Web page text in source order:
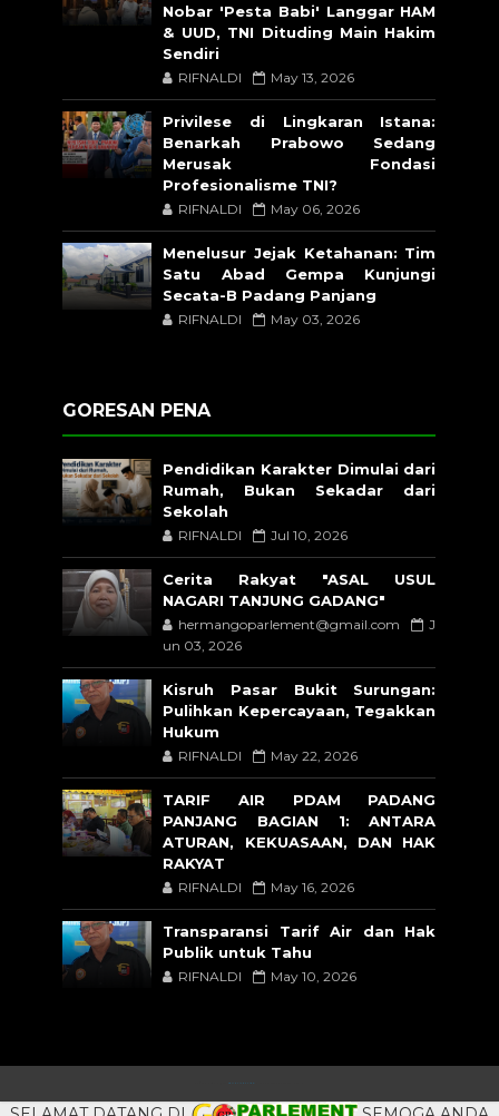
Nobar 'Pesta Babi' Langgar HAM
& UUD, TNI Dituding Main Hakim
Sendiri
RIFNALDI May 13, 2026
Privilese di Lingkaran Istana:
Benarkah Prabowo Sedang
Merusak Fondasi
Profesionalisme TNI?
RIFNALDI May 06, 2026
Menelusur Jejak Ketahanan: Tim
Satu Abad Gempa Kunjungi
Secata-B Padang Panjang
RIFNALDI May 03, 2026
GORESAN PENA
Pendidikan Karakter Dimulai dari
Rumah, Bukan Sekadar dari
Sekolah
RIFNALDI Jul 10, 2026
Cerita Rakyat "ASAL USUL
NAGARI TANJUNG GADANG"
hermangoparlement@gmail.com
J
un 03, 2026
Kisruh Pasar Bukit Surungan:
Pulihkan Kepercayaan, Tegakkan
Hukum
RIFNALDI May 22, 2026
TARIF AIR PDAM PADANG
PANJANG BAGIAN 1: ANTARA
ATURAN, KEKUASAAN, DAN HAK
RAKYAT
RIFNALDI May 16, 2026
Transparansi Tarif Air dan Hak
Publik untuk Tahu
RIFNALDI May 10, 2026